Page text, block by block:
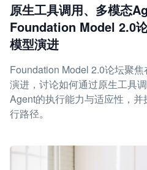
原生工具调用、多模态
Foundation Model 2.0
模型演进
Foundation Model 2.0论坛聚
演进，讨论如何通过原生工具
Agent的执行能力与适应性，
行路径。